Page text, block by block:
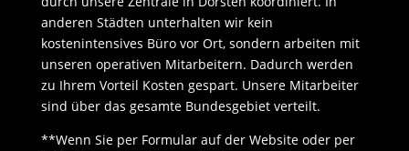
anderen Städten unterhalten wir kein
kostenintensives Büro vor Ort, sondern arbeiten mit
unseren operativen Mitarbeitern. Dadurch werden
zu Ihrem Vorteil Kosten gespart. Unsere Mitarbeiter
sind über das gesamte Bundesgebiet verteilt.
**Wenn Sie per Formular auf der Website oder per